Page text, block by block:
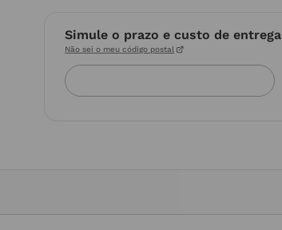
Simule o prazo e custo de entrega
Não sei o meu código postal